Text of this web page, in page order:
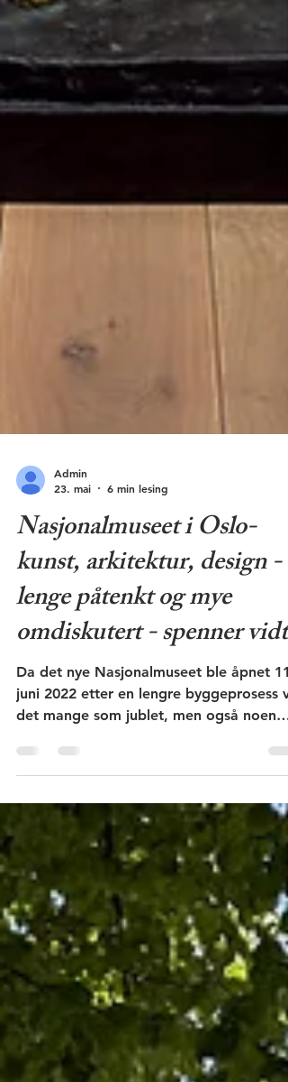
23. mai
6 min lesing
Nasjonalmuseet i Oslo-
kunst, arkitektur, design -
lenge påtenkt og mye
omdiskutert - spenner vidt
Da det nye Nasjonalmuseet ble åpnet 11.
juni 2022 etter en lengre byggeprosess
det mange som jublet, men også noen
brygge i Oslo. Det har en moderne
arkitektur med mange rette linjer og
flater uten ornamentering. I dette
innlegget presenteres bygget,
diskusjonene og noen av kunstverkene.
Nasjonalmuseet ble etablert i 2003 da de
fire museene Arkitektmuseet,
Kunstindustrimuseet, Museet for samtids